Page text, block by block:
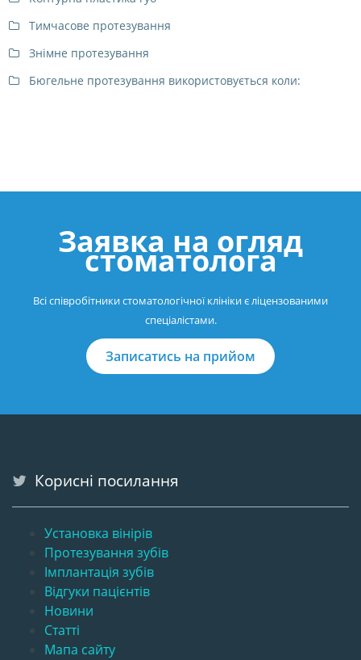
Тимчасове протезування
Знімне протезування
Бюгельне протезування використовується коли:
Заявка на огляд
стоматолога
Всі співробітники стоматологічної клініки є ліцензованими
спеціалістами.
Записатись на прийом
Корисні посилання
Установка вінірів
Протезування зубів
Імплантація зубів
Відгуки пацієнтів
Новини
Статті
Мапа сайту